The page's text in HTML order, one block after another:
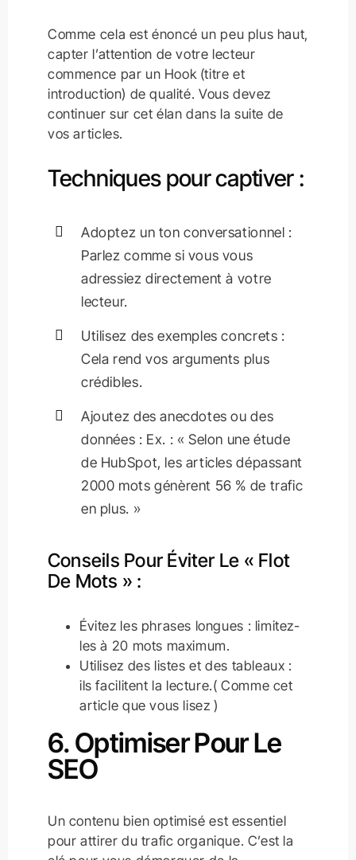
Comme cela est énoncé un peu plus haut,
capter l’attention de votre lecteur
commence par un Hook (titre et
introduction) de qualité. Vous devez
continuer sur cet élan dans la suite de
vos articles.
Techniques pour captiver :
Adoptez un ton conversationnel :
Parlez comme si vous vous
adressiez directement à votre
lecteur.
Utilisez des exemples concrets :
Cela rend vos arguments plus
crédibles.
Ajoutez des anecdotes ou des
données : Ex. : « Selon une étude
de HubSpot, les articles dépassant
2000 mots génèrent 56 % de trafic
en plus. »
Conseils Pour Éviter Le « Flot
De Mots » :
Évitez les phrases longues : limitez-
les à 20 mots maximum.
Utilisez des listes et des tableaux :
ils facilitent la lecture.( Comme cet
article que vous lisez )
6. Optimiser Pour Le
SEO
Un contenu bien optimisé est essentiel
pour attirer du trafic organique. C’est la